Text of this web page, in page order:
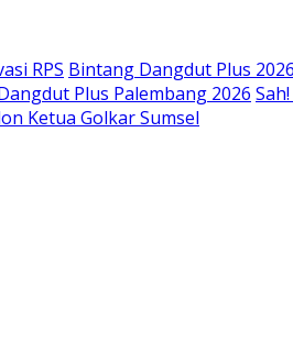
RPS Bintang Dangdut Plus
Plus Palembang 2026
Ketua Golkar Sumsel